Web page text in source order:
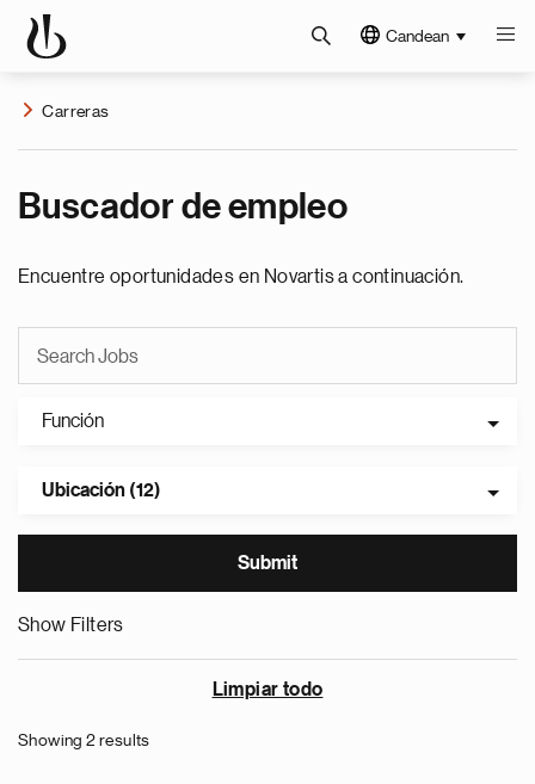
Candean
Carreras
Buscador de empleo
Encuentre oportunidades en Novartis a continuación.
Función
Ubicación (12)
Show Filters
Limpiar todo
Showing 2 results